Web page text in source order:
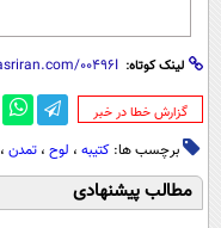
لینک کوتاه:
‌گزارش خطا در خبر
برچسب ها: کتیبه ، لوح ، تمدن ،
مطالب پیشنهادی